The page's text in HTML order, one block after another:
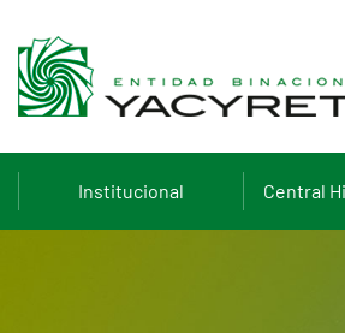
Institucional Central